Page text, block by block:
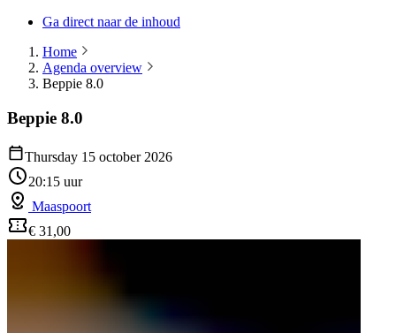
Ga direct naar de inhoud
Home
Agenda overview
Beppie 8.0
Beppie 8.0
Thursday 15 october 2026
20:15 uur
Maaspoort
€ 31,00